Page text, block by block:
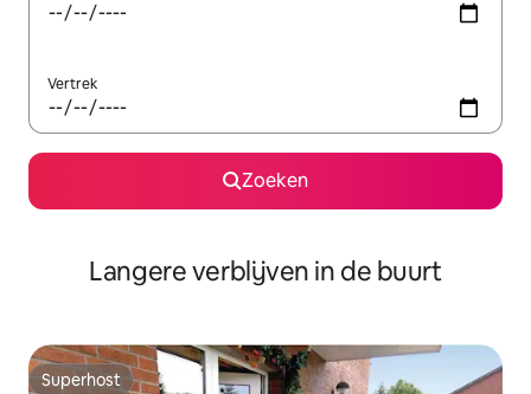
Vertrek
Zoeken
Langere verblijven in de buurt
Superhost